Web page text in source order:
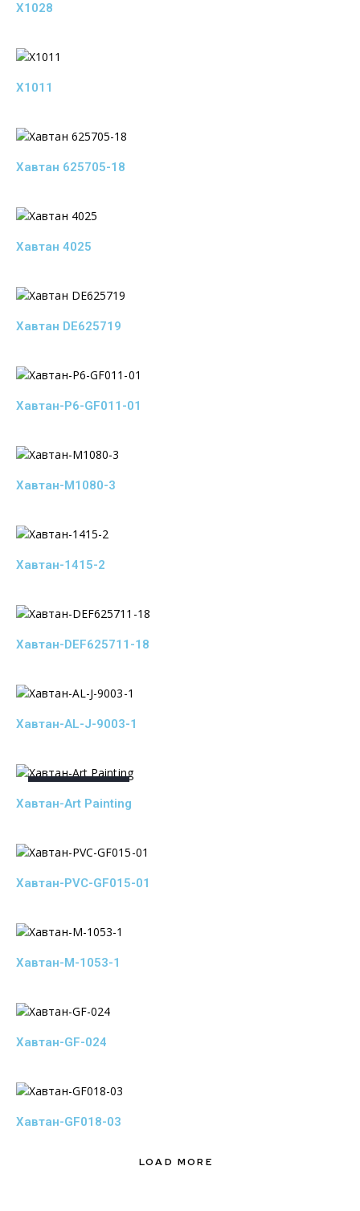
X1028
X1011
Хавтан 625705-18
Хавтан 4025
Хавтан DE625719
Хавтан-P6-GF011-01
Хавтан-M1080-3
Хавтан-1415-2
Хавтан-DEF625711-18
Хавтан-AL-J-9003-1
Хавтан-Art Painting
Хавтан-PVC-GF015-01
Хавтан-M-1053-1
Хавтан-GF-024
Хавтан-GF018-03
LOAD MORE